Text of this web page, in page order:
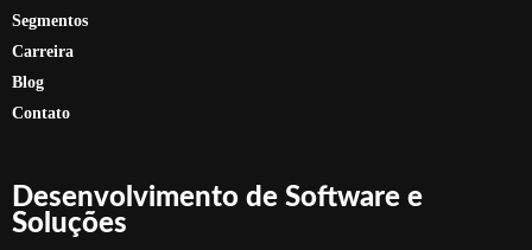
Segmentos
Carreira
Blog
Contato
Desenvolvimento de Software e
Soluções